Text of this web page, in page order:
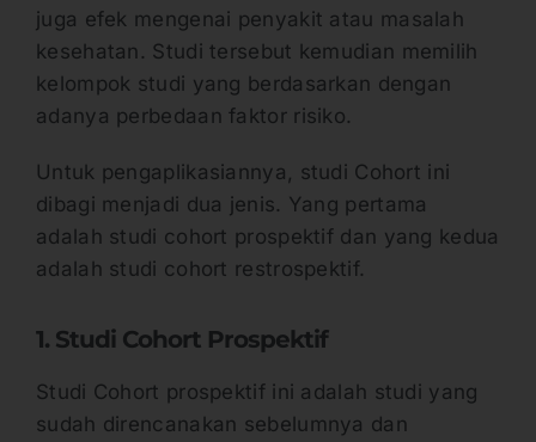
juga efek mengenai penyakit atau masalah
kesehatan. Studi tersebut kemudian memilih
kelompok studi yang berdasarkan dengan
adanya perbedaan faktor risiko.
Untuk pengaplikasiannya, studi Cohort ini
dibagi menjadi dua jenis. Yang pertama
adalah studi cohort prospektif dan yang kedua
adalah studi cohort restrospektif.
1. Studi Cohort Prospektif
Studi Cohort prospektif ini adalah studi yang
sudah direncanakan sebelumnya dan